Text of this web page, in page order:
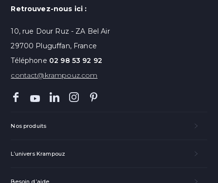
Retrouvez-nous ici :
10, rue Dour Ruz - ZA Bel Air
29700 Pluguffan, France
Téléphone 02 98 53 92 92
contact@krampouz.com
Nos produits
L’univers Krampouz
Besoin d’aide